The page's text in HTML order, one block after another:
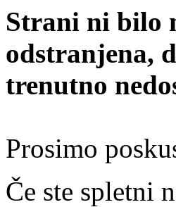
Strani ni bilo
odstranjena,
trenutno
Prosimo
Če ste spletni